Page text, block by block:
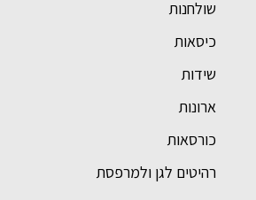
שולחנות
כיסאות
שידות
ארונות
כורסאות
רהיטים לגן ולמרפסת